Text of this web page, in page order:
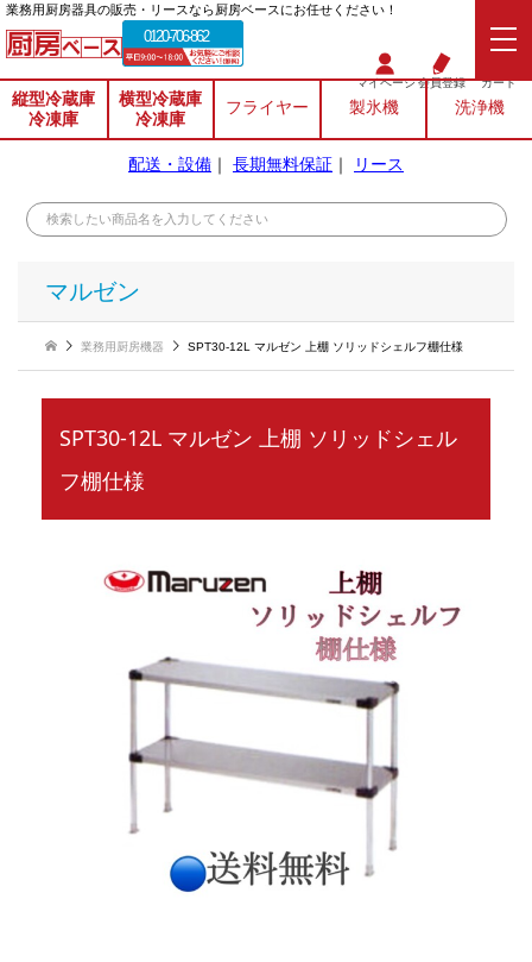
業務⽤厨房器具の販売・リースなら厨房ベースにお任せください！
0120-706-862
マイページ会員登録 カート
縦型冷蔵庫
冷凍庫
横型冷蔵庫
冷凍庫
フライヤー 製氷機 洗浄機
配送・設備 ｜ 長期無料保証 ｜ リース
マルゼン
業務用厨房機器 SPT30-12L マルゼン 上棚 ソリッドシェルフ棚仕様
SPT30-12L マルゼン 上棚 ソリッドシェル
フ棚仕様